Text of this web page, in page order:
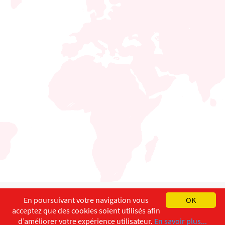
English Français
Copyright ©ISEC-AdW Aspects légaux
OK
En poursuivant votre navigation vous
acceptez que des cookies soient utilisés afin
d’améliorer votre expérience utilisateur. En savoir plus...